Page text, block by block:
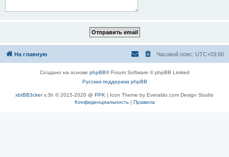
На главную Часовой пояс: UTC+03:00
Создано на основе phpBB® Forum Software © phpBB Limited
Русская поддержка phpBB
xbtBB3ckerv.3h © 2015-2020 @ PPK | Icon Theme by Everaldo.com Design Studio
Конфиденциальность| Правила